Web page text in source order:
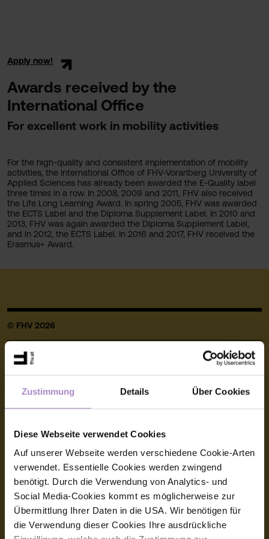
Zustimmung Details Über Cookies
Diese Webseite verwendet Cookies
Auf unserer Webseite werden verschiedene Cookie-Arten
verwendet. Essentielle Cookies werden zwingend
benötigt. Durch die Verwendung von Analytics- und
Social Media-Cookies kommt es möglicherweise zur
Übermittlung Ihrer Daten in die USA. Wir benötigen für
die Verwendung dieser Cookies Ihre ausdrückliche
Apply now!
Awards received by the
International Office
For excellent work in mobility activities
For the high-quality and consistent implementation of mobility
activities, the International Office of FHV-Vorarlberg University of
Applied Sciences has already been awarded the E-Quality label
three times in a row. In 2008, 2009 and 2011, FHV also received
the Life Long Learning Award. In spring 2005, FHV was awarded
the ECTS Label and the Diploma Supplement Label. In 2010 and
2013, FHV was again awarded the Diploma Supplement Label,
and in 2012, the ECTS Label. In 2016 and 2017, FHV received the
Erasmus+ Award.
© FHV 2026
Imprint
General terms and conditions
Official signature, electronic signature
Contact
FHV - Vorarlberg University of Applied Sciences
CAMPUS V, Hochschulstraße 1